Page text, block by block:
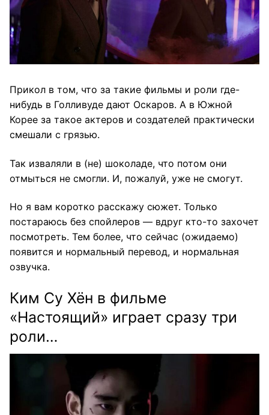
Прикол в том, что за такие фильмы и роли где-
нибудь в Голливуде дают Оскаров. А в Южной
Корее за такое актеров и создателей практически
смешали с грязью.
Так изваляли в (не) шоколаде, что потом они
отмыться не смогли. И, пожалуй, уже не смогут.
Но я вам коротко расскажу сюжет. Только
постараюсь без спойлеров — вдруг кто-то захочет
посмотреть. Тем более, что сейчас (ожидаемо)
появится и нормальный перевод, и нормальная
озвучка.
Ким Су Хён в фильме
«Настоящий» играет сразу три
роли…